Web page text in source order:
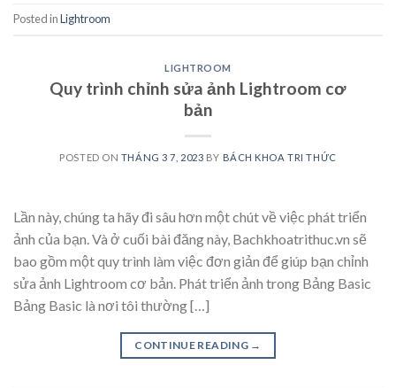
Posted inLightroom
LIGHTROOM
Quy trình chỉnh sửa ảnh Lightroom cơ
bản
POSTED ON THÁNG 3 7, 2023 BY BÁCH KHOA TRI THỨC
Lần này, chúng ta hãy đi sâu hơn một chút về việc phát triển
ảnh của bạn. Và ở cuối bài đăng này, Bachkhoatrithuc.vn sẽ
bao gồm một quy trình làm việc đơn giản để giúp bạn chỉnh
sửa ảnh Lightroom cơ bản. Phát triển ảnh trong Bảng Basic
Bảng Basic là nơi tôi thường […]
CONTINUE READING →